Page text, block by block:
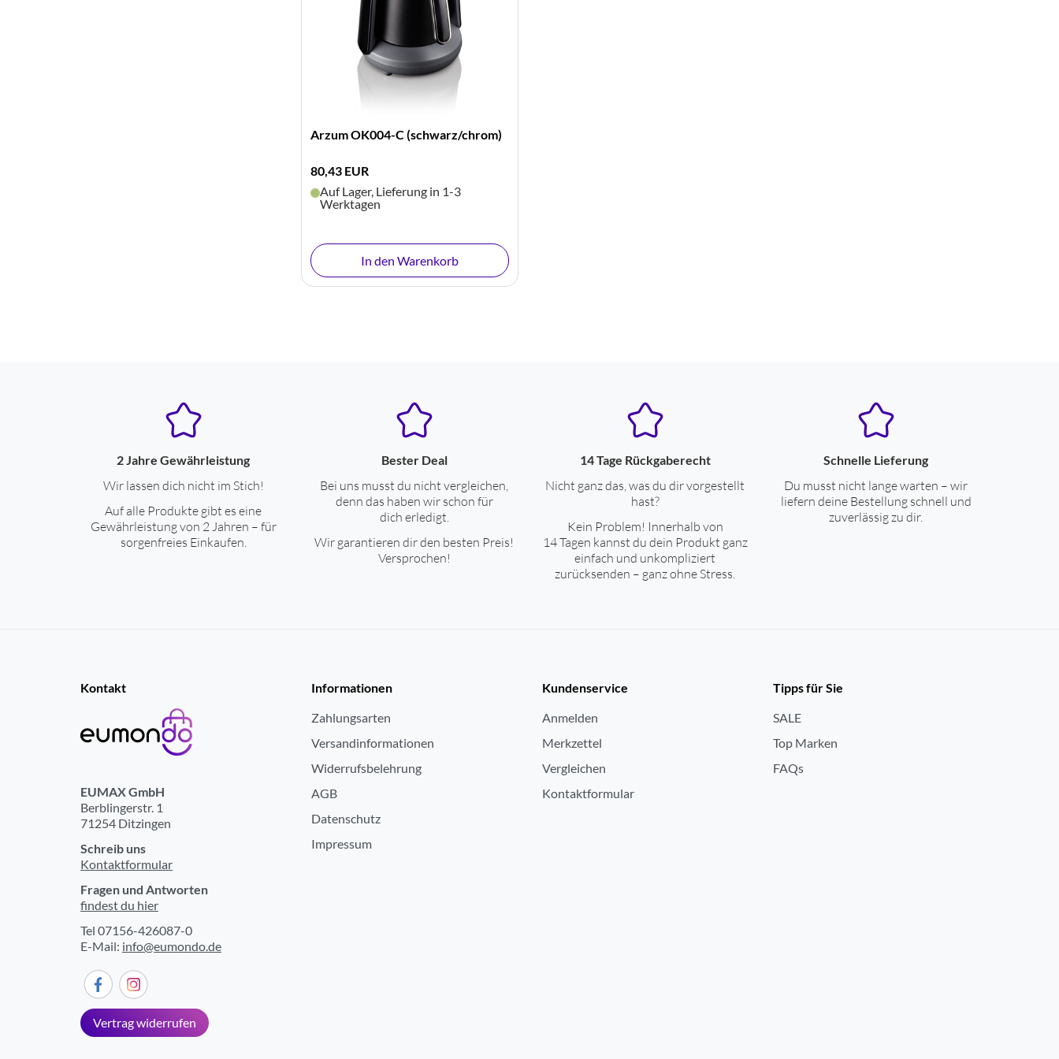
Arzum OK004-C (schwarz/chrom)
80,43 EUR
Auf Lager, Lieferung in 1-3
Werktagen
In den Warenkorb
2 Jahre Gewährleistung
Wir lassen dich nicht im Stich!
Auf alle Produkte gibt es eine
Gewährleistung von 2 Jahren – für
sorgenfreies Einkaufen.
Bester Deal
Bei uns musst du nicht vergleichen,
denn das haben wir schon für
dich erledigt.
Wir garantieren dir den besten Preis!
Versprochen!
14 Tage Rückgaberecht
Nicht ganz das, was du dir vorgestellt
hast?
Kein Problem! Innerhalb von
14 Tagen kannst du dein Produkt ganz
einfach und unkompliziert
zurücksenden – ganz ohne Stress.
Schnelle Lieferung
Du musst nicht lange warten – wir
liefern deine Bestellung schnell und
zuverlässig zu dir.
Kontakt
EUMAX GmbH
Berblingerstr. 1
71254 Ditzingen
Schreib uns
Kontaktformular
Fragen und Antworten
findest du hier
Tel 07156-426087-0
E-Mail: info@eumondo.de
Vertrag widerrufen
Informationen
Zahlungsarten
Versandinformationen
Widerrufsbelehrung
AGB
Datenschutz
Impressum
Kundenservice
Anmelden
Merkzettel
Vergleichen
Kontaktformular
Tipps für Sie
SALE
Top Marken
FAQs